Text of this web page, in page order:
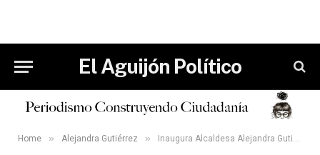
El Aguijón Político
Home » Alejandra Gutiérrez » Inaugura Alcaldesa Alejandra Gutiérrez la edición 14 del Congreso de Bodas y Eventos Espectaculares LAT.